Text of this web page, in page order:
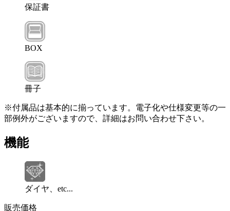
保証書
BOX
冊子
※付属品は基本的に揃っています。電子化や仕様変更等の一
部例外がございますので、詳細はお問い合わせ下さい。
機能
ダイヤ、etc...
販売価格